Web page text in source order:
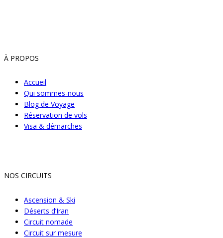
À PROPOS
Accueil
Qui sommes-nous
Blog de Voyage
Réservation de vols
Visa & démarches
NOS CIRCUITS
Ascension & Ski
Déserts d’Iran
Circuit nomade
Circuit sur mesure